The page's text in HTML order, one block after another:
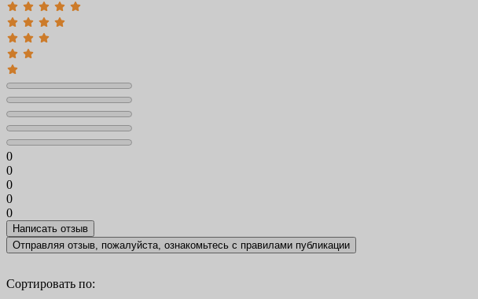
0
0
0
0
0
Отправляя отзыв, пожалуйста, ознакомьтесь с правилами публикации
Сортировать по: